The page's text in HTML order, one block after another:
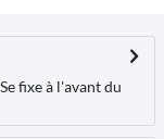
fixe à l'avant du